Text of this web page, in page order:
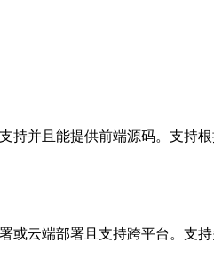
持并且能提供前端源码。支持
或云端部署且支持跨平台。支